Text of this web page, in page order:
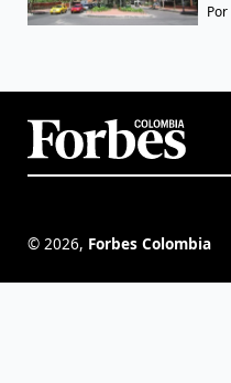
Por
© 2026, Forbes Colombia